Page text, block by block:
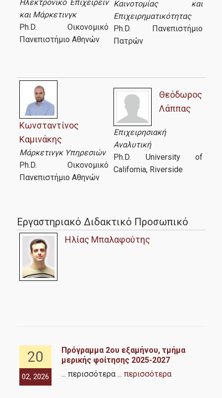
Ηλεκτρονικό Επιχειρείν
και Μάρκετινγκ
Ph.D. Οικονομικό
Πανεπιστήμιο Αθηνών
Καινοτομίας και
Επιχειρηματικότητας
Ph.D. Πανεπιστήμιο
Πατρών
Κωνσταντίνος
Καμινάκης
Μάρκετινγκ Υπηρεσιών
Ph.D. Οικονομικό
Πανεπιστήμιο Αθηνών
Θεόδωρος
Λάππας
Επιχειρησιακή
Αναλυτική
Ph.D. University of
California, Riverside
Εργαστηριακό Διδακτικό Προσωπικό
Ηλίας Μπαλαφούτης
20
02, 2026
Πρόγραμμα 2ου εξαμήνου, τμήμα
μερικής φοίτησης 2025-2027
... περισσότερα ... περισσότερα